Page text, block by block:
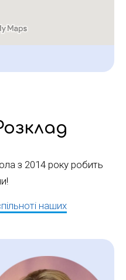
з 2014 року робить
наших